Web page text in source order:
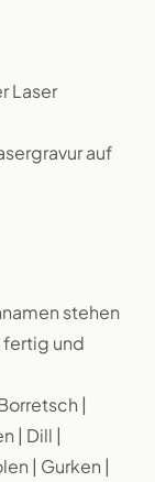
Laser
auf
stehen
fertig und
|
| Dill |
| Gurken |